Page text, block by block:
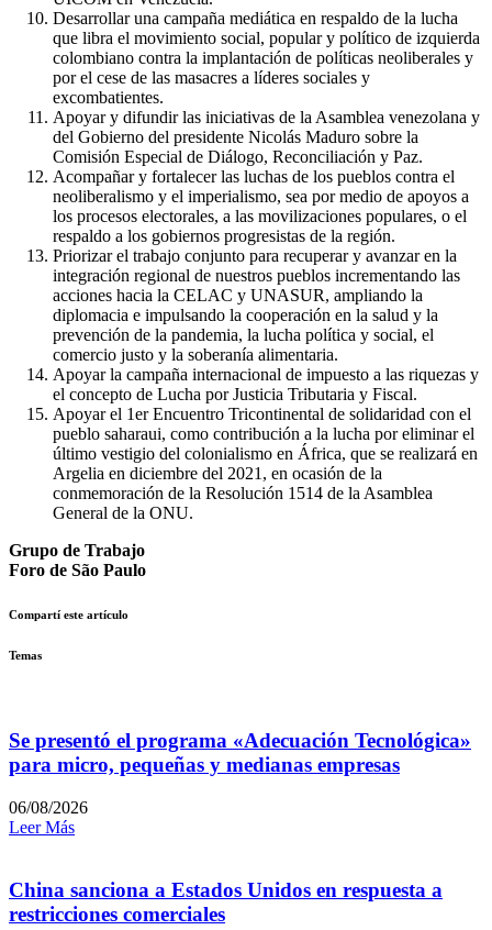
Desarrollar una campaña mediática en respaldo de la lucha
que libra el movimiento social, popular y político de izquierda
colombiano contra la implantación de políticas neoliberales y
por el cese de las masacres a líderes sociales y
excombatientes.
Apoyar y difundir las iniciativas de la Asamblea venezolana y
del Gobierno del presidente Nicolás Maduro sobre la
Comisión Especial de Diálogo, Reconciliación y Paz.
Acompañar y fortalecer las luchas de los pueblos contra el
neoliberalismo y el imperialismo, sea por medio de apoyos a
los procesos electorales, a las movilizaciones populares, o el
respaldo a los gobiernos progresistas de la región.
Priorizar el trabajo conjunto para recuperar y avanzar en la
integración regional de nuestros pueblos incrementando las
acciones hacia la CELAC y UNASUR, ampliando la
diplomacia e impulsando la cooperación en la salud y la
prevención de la pandemia, la lucha política y social, el
comercio justo y la soberanía alimentaria.
Apoyar la campaña internacional de impuesto a las riquezas y
el concepto de Lucha por Justicia Tributaria y Fiscal.
Apoyar el 1er Encuentro Tricontinental de solidaridad con el
pueblo saharaui, como contribución a la lucha por eliminar el
último vestigio del colonialismo en África, que se realizará en
Argelia en diciembre del 2021, en ocasión de la
conmemoración de la Resolución 1514 de la Asamblea
General de la ONU.
Grupo de Trabajo
Foro de São Paulo
Compartí este artículo
Temas
Se presentó el programa «Adecuación Tecnológica»
para micro, pequeñas y medianas empresas
06/08/2026
Leer Más
China sanciona a Estados Unidos en respuesta a
restricciones comerciales